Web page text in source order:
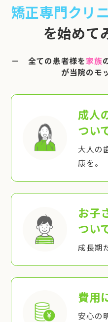
※日曜は不定
矯正専門クリ
を始めて
－ 全ての患者様を家族
が当院のモ
成人
つい
大人の
康を。
お子
つい
成長期
費用
安心の